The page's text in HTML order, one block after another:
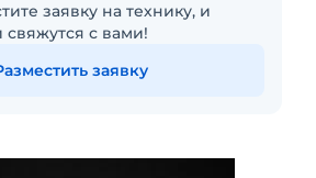
заявку на технику, и
с вами!
заявку